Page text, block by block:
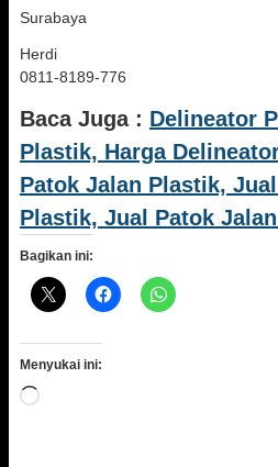
Surabaya
Herdi
0811-8189-776
Baca Juga : Delineator
Plastik, Harga
Patok Jalan Plastik,
Plastik, Jual Patok
Bagikan ini:
Menyukai ini:
Memuat...